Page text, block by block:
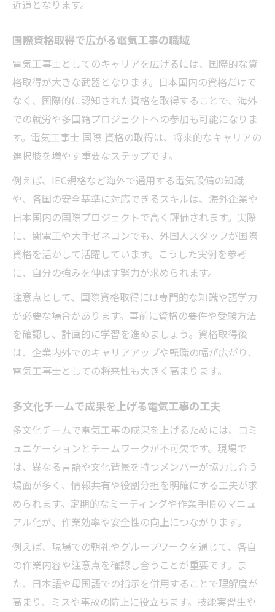
近道となります。
国際資格取得で広がる電気工事の職域
電気工事士としてのキャリアを広げるには、国際的な資
格取得が大きな武器となります。日本国内の資格だけで
なく、国際的に認知された資格を取得することで、海外
での就労や多国籍プロジェクトへの参加も可能になりま
す。電気工事士 国際 資格の取得は、将来的なキャリアの
選択肢を増やす重要なステップです。
例えば、IEC規格など海外で通用する電気設備の知識
や、各国の安全基準に対応できるスキルは、海外企業や
日本国内の国際プロジェクトで高く評価されます。実際
に、関電工や大手ゼネコンでも、外国人スタッフが国際
資格を活かして活躍しています。こうした実例を参考
に、自分の強みを伸ばす努力が求められます。
注意点として、国際資格取得には専門的な知識や語学力
が必要な場合があります。事前に資格の要件や受験方法
を確認し、計画的に学習を進めましょう。資格取得後
は、企業内外でのキャリアアップや転職の幅が広がり、
電気工事士としての将来性も大きく高まります。
多文化チームで成果を上げる電気工事の工夫
多文化チームで電気工事の成果を上げるためには、コミ
ュニケーションとチームワークが不可欠です。現場で
は、異なる言語や文化背景を持つメンバーが協力し合う
場面が多く、情報共有や役割分担を明確にする工夫が求
められます。定期的なミーティングや作業手順のマニュ
アル化が、作業効率や安全性の向上につながります。
例えば、現場での朝礼やグループワークを通じて、各自
の作業内容や注意点を確認し合うことが重要です。ま
た、日本語や母国語での指示を併用することで理解度が
高まり、ミスや事故の防止に役立ちます。技能実習生や